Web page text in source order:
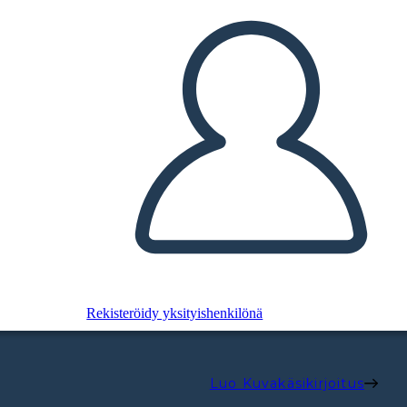
Rekisteröidy yksityishenkilönä
Luo Kuvakäsikirjoitus